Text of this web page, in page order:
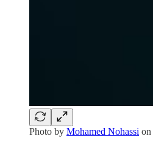
Photo by Mohamed Nohassi on